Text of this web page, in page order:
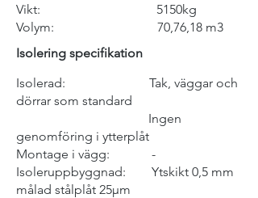
Vikt: 5150kg
Volym: 70,76,18 m3
Isolering specifikation
Isolerad: Tak, väggar och
dörrar som standard
Ingen
genomföring i ytterplåt
Montage i vägg: -
Isoleruppbyggnad: Ytskikt 0,5 mm
målad stålplåt 25μm